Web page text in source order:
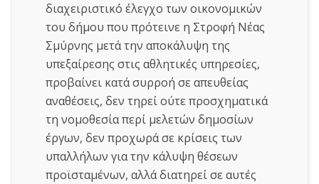
διαχειριστικό έλεγχο των οικονομικών
του δήμου που πρότεινε η Στροφή Νέας
Σμύρνης μετά την αποκάλυψη της
υπεξαίρεσης στις αθλητικές υπηρεσίες,
προβαίνει κατά συρροή σε απευθείας
αναθέσεις, δεν τηρεί ούτε προσχηματικά
τη νομοθεσία περί μελετών δημοσίων
έργων, δεν προχωρά σε κρίσεις των
υπαλλήλων για την κάλυψη θέσεων
προϊσταμένων, αλλά διατηρεί σε αυτές